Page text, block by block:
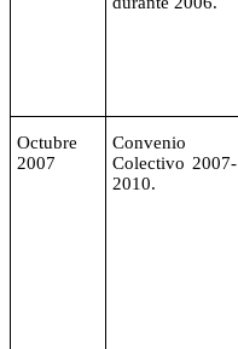
Octubre
2007
Convenio
Colectivo 2007-
2010.